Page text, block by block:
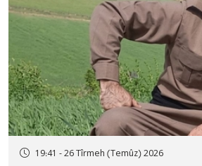
19:41 - 26 Tîrmeh (Temûz) 2026